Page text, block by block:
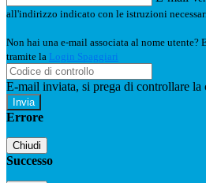
all'indirizzo indicato con le istruzioni
Non hai una e-mail associata al nome utente?
tramite la Login Spaggiari
E-mail inviata, si prega di controllare la
Errore
Chiudi
Successo